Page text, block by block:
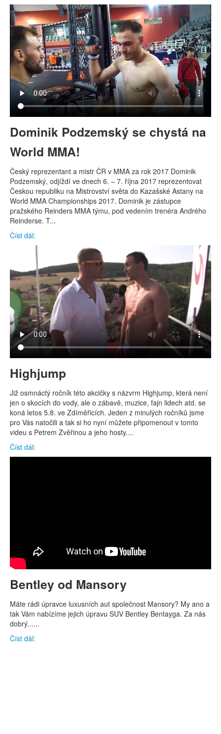
Dominik Podzemský se chystá na
World MMA!
Český reprezentant a mistr ČR v MMA za rok 2017 Dominik
Podzemský, odjíždí ve dnech 6. – 7. října 2017 reprezentovat
Českou republiku na Mistrovství světa do Kazašské Astany na
World MMA Championships 2017. Dominik je zástupce
pražského Reinders MMA týmu, pod vedením trenéra Andrého
Reinderse. T...
Číst dál:
Highjump
Již osmnáctý ročník této akcičky s názvrm Highjump, která není
jen o skocích do vody, ale o zábavě, muzice, fajn lidech atd. se
koná letos 5.8. ve Zdíměřicích. Jeden z minulých ročníků jsme
pro Vás natočili a tak si ho nyní můžete připomenout v tomto
videu s Petrem Zvěřinou a jeho hosty....
Číst dál:
Bentley od Mansory
Máte rádi úpravce luxusních aut společnost Mansory? My ano a
tak Vám nabízíme jejich úpravu SUV Bentley Bentayga. Za nás
dobrý......
Číst dál: